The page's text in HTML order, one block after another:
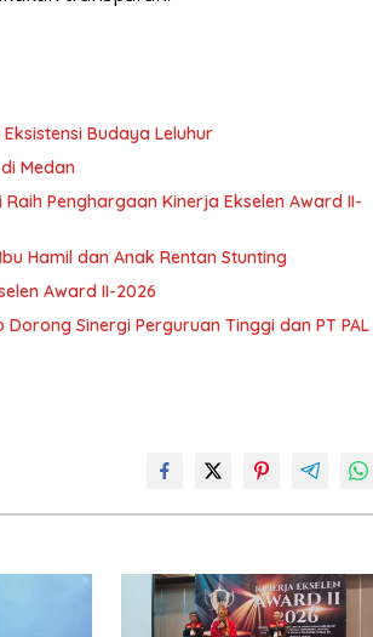
Budaya Leluhur
Medan
Penghargaan Kinerja Ekselen Award II-
Hamil dan Anak Rentan Stunting
Award II-2026
Sinergi Perguruan Tinggi dan PT PAL